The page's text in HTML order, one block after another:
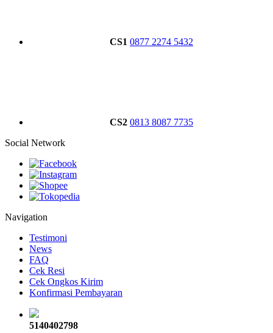
CS1 0877 2274 5432
CS2 0813 8087 7735
Social Network
Navigation
Testimoni
News
FAQ
Cek Resi
Cek Ongkos Kirim
Konfirmasi Pembayaran
5140402798